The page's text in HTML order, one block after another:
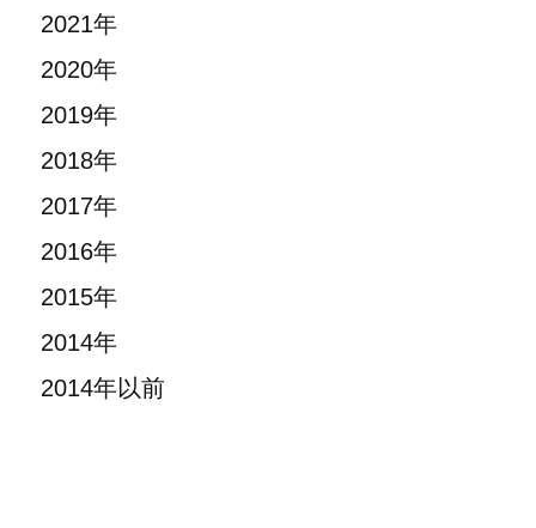
2021年
2020年
2019年
2018年
2017年
2016年
2015年
2014年
2014年以前